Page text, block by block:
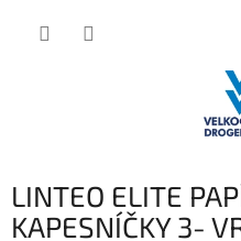
LINTEO ELITE
KAPESNÍČKY 3-